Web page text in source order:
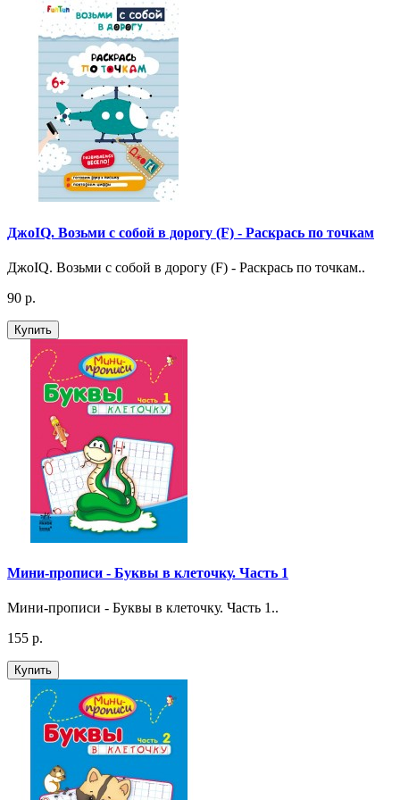
ДжоIQ. Возьми с собой в дорогу (F) - Раскрась по точкам
ДжоIQ. Возьми с собой в дорогу (F) - Раскрась по точкам..
90 р.
Купить
Мини-прописи - Буквы в клеточку. Часть 1
Мини-прописи - Буквы в клеточку. Часть 1..
155 р.
Купить